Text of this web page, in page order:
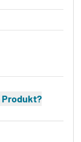
Produkt?